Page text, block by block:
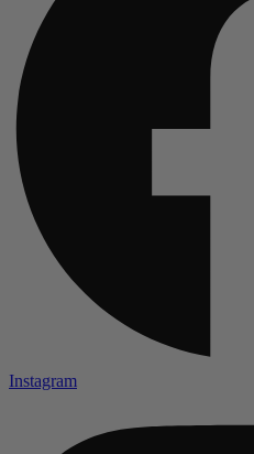
Instagram